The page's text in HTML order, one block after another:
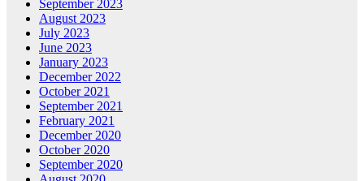
September 2023
August 2023
July 2023
June 2023
January 2023
December 2022
October 2021
September 2021
February 2021
December 2020
October 2020
September 2020